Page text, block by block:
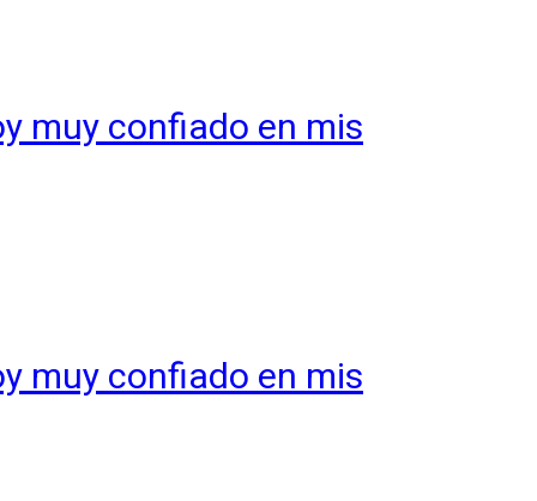
muy confiado en mis
muy confiado en mis